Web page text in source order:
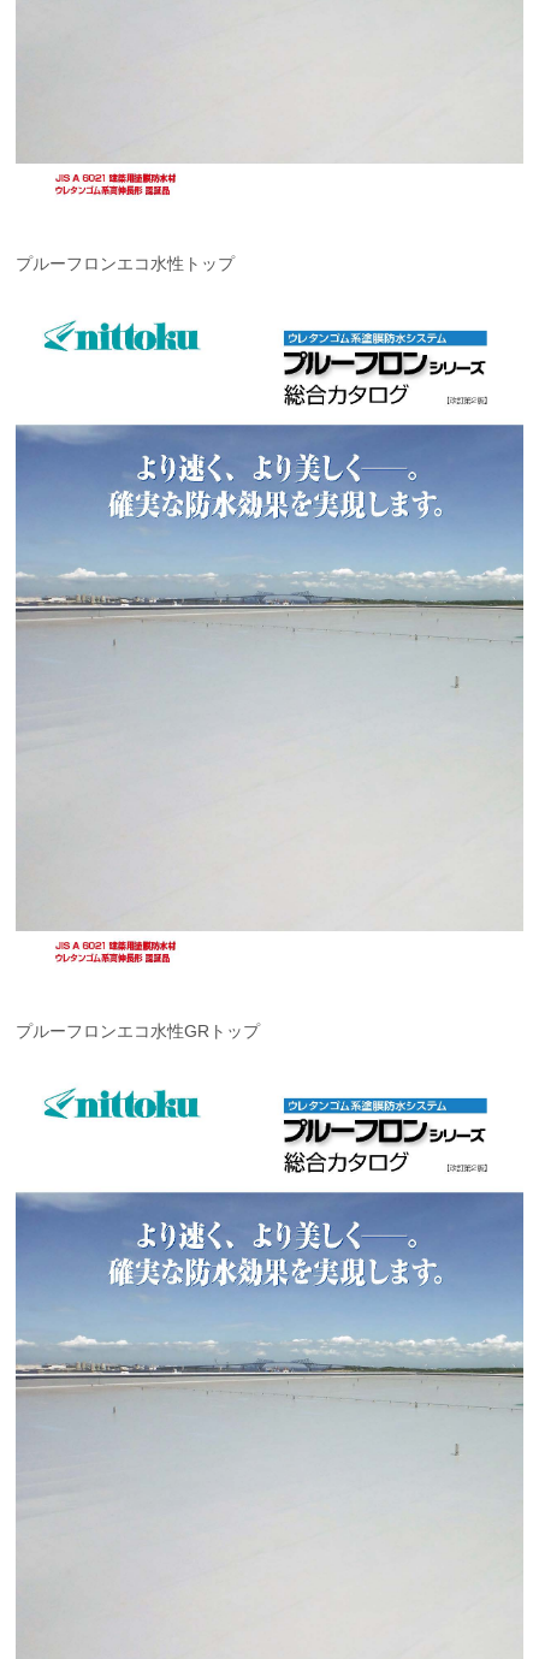
プルーフロンエコ水性トップ
プルーフロンエコ水性GRトップ